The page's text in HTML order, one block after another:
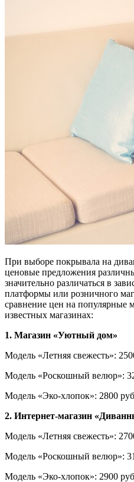
При выборе покрывала на
ценовые предложения
значительно различаться в
платформы или розничного
сравнение цен на популярные
известных магазинах:
1. Магазин «Уютный дом»
Модель «Летняя свежесть»:
Модель «Роскошный велюр»:
Модель «Эко-хлопок»: 2800
2. Интернет-магазин
Модель «Летняя свежесть»:
Модель «Роскошный велюр»:
Модель «Эко-хлопок»: 2900